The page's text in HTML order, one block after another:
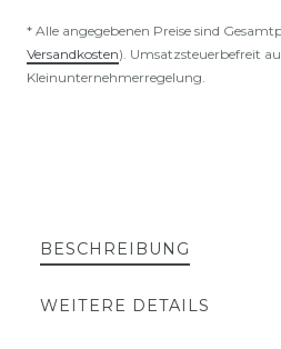
* Alle angegebenen Preise sind
Versandkosten). Umsatzsteuerbefreit
Kleinunternehmerregelung.
BESCHREIBUNG
WEITERE DETAILS